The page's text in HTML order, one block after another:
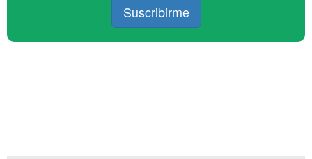
Suscribirme